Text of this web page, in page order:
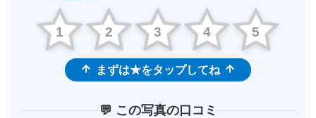
1 2 3 4 5
まずは★をタップしてね
💬 この写真の口コミ